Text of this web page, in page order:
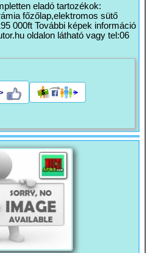
eladó tartozékok:
főzőlap,elektromos sütő
000ft További képek információ
oldalon látható vagy tel:06